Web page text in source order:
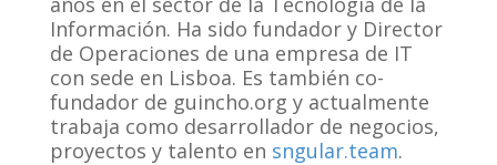
Información. Ha sido fundador y Director
de Operaciones de una empresa de IT
con sede en Lisboa. Es también co-
fundador de guincho.org y actualmente
trabaja como desarrollador de negocios,
proyectos y talento en sngular.team.